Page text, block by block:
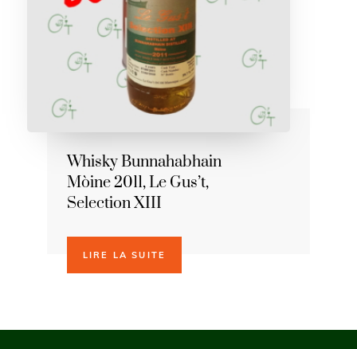
Whisky Bunnahabhain
Mòine 2011, Le Gus’t,
Selection XIII
LIRE LA SUITE